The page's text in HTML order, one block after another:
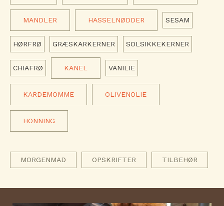
MANDLER HASSELNØDDER SESAM
HØRFRØ GRÆSKARKERNER SOLSIKKEKERNER
CHIAFRØ KANEL VANILIE
KARDEMOMME OLIVENOLIE
HONNING
MORGENMAD OPSKRIFTER TILBEHØR